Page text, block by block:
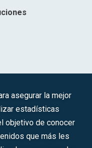
de la Innovación y las
asegurar la mejor
estadísticas
objetivo de conocer
que más les